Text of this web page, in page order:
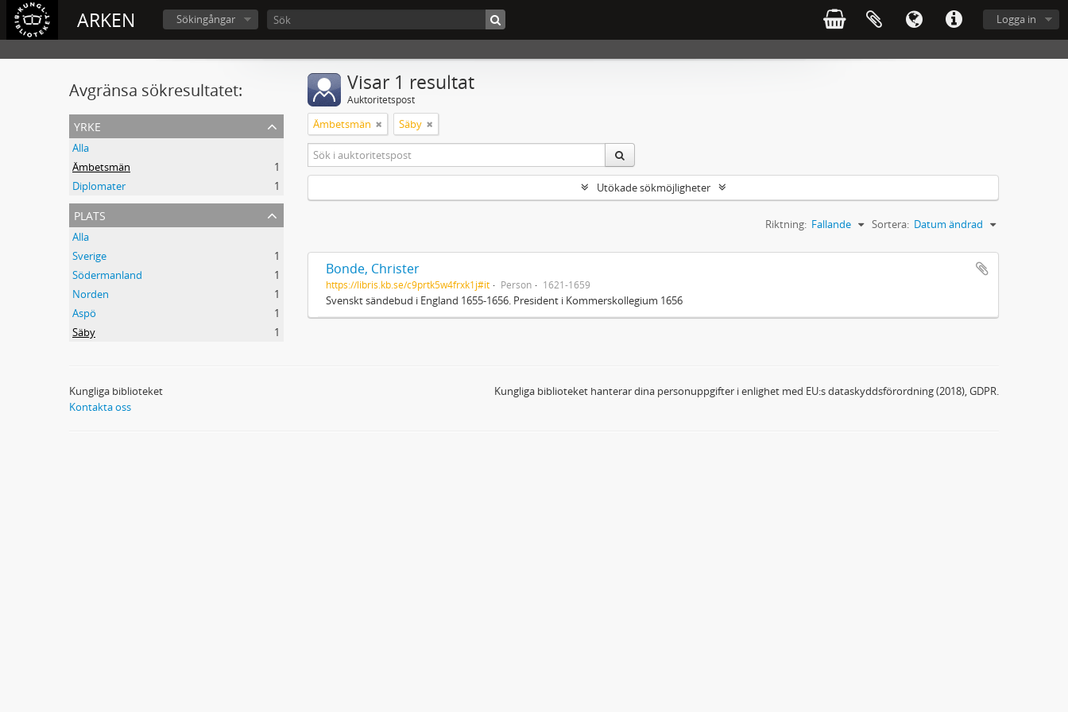
ARKEN Logga in
Sökingångar
Avgränsa sökresultatet:
yrke
Alla
Ämbetsmän
1
Diplomater
1
plats
Alla
Sverige
1
Södermanland
1
Norden
1
Aspö
1
Säby
1
Visar 1 resultat
Auktoritetspost
Ämbetsmän Säby
Utökade sökmöjligheter
Sortera: Datum ändrad
Riktning: Fallande
Bonde, Christer
https://libris.kb.se/c9prtk5w4frxk1j#it Person 1621-1659
Svenskt sändebud i England 1655-1656. President i Kommerskollegium 1656
Kungliga biblioteket
Kontakta oss
Kungliga biblioteket hanterar dina personuppgifter i enlighet med EU:s dataskyddsförordning (2018), GDPR.